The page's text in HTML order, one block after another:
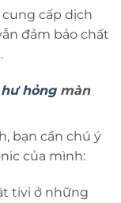
cấp dịch
đảm bảo chất
hỏngmàn
bạn cần chú ý
của mình:
tivi ở những